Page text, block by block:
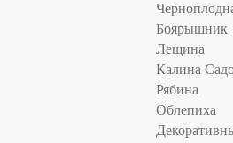
Боярышник
Лещина
Калина
Рябина
Облепиха